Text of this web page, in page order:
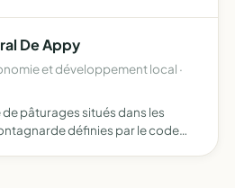
De Appy
et développement local ·
pâturages situés dans les
définies par le code